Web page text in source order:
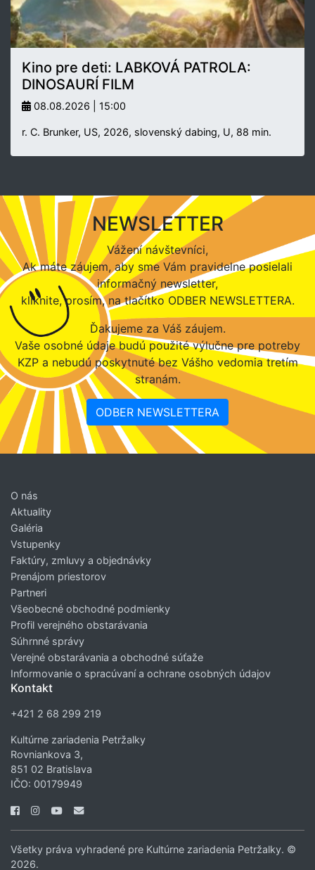
Kino pre deti: LABKOVÁ PATROLA:
DINOSAURÍ FILM
08.08.2026 | 15:00
r. C. Brunker, US, 2026, slovenský dabing, U, 88 min.
NEWSLETTER
Vážení návštevníci,
Ak máte záujem, aby sme Vám pravidelne posielali
informačný newsletter,
kliknite, prosím, na tlačítko ODBER NEWSLETTERA.
Ďakujeme za Váš záujem.
Vaše osobné údaje budú použité výlučne pre potreby
KZP a nebudú poskytnuté bez Vášho vedomia tretím
stranám.
ODBER NEWSLETTERA
O nás
Aktuality
Galéria
Vstupenky
Faktúry, zmluvy a objednávky
Prenájom priestorov
Partneri
Všeobecné obchodné podmienky
Profil verejného obstarávania
Súhrnné správy
Verejné obstarávania a obchodné súťaže
Informovanie o spracúvaní a ochrane osobných údajov
Kontakt
+421 2 68 299 219
Kultúrne zariadenia Petržalky
Rovniankova 3,
851 02 Bratislava
IČO: 00179949
Všetky práva vyhradené pre Kultúrne zariadenia Petržalky. ©
2026.